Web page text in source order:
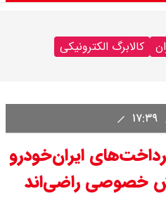
کالابرگ الکترونیکی
ایران‌خودرو
خصوصی راضی‌اند